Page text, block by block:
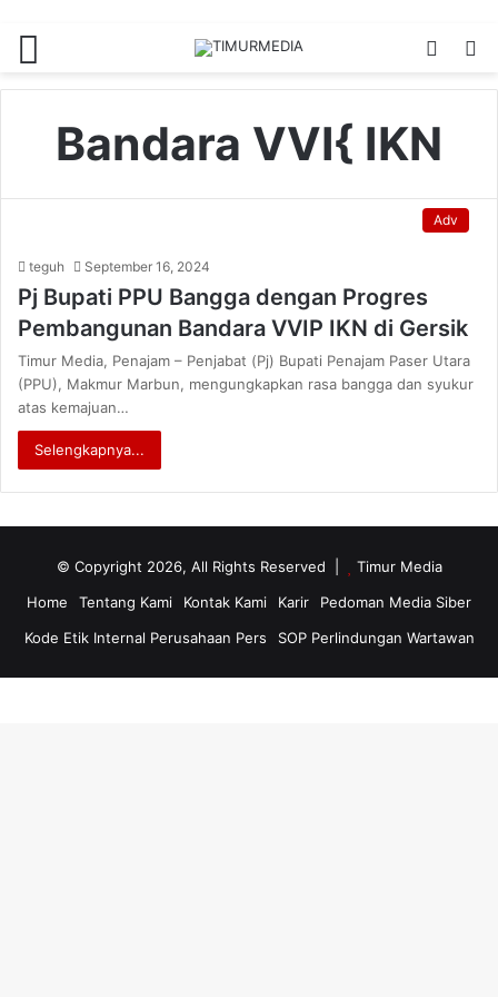
Switch
Bandara VVI{ IKN
Adv
teguh September 16, 2024
Pj Bupati PPU Bangga dengan Progres
Pembangunan Bandara VVIP IKN di Gersik
Timur Media, Penajam – Penjabat (Pj) Bupati Penajam Paser Utara
(PPU), Makmur Marbun, mengungkapkan rasa bangga dan syukur
atas kemajuan…
Selengkapnya...
© Copyright 2026, All Rights Reserved |
Timur Media
Home
Tentang Kami Kontak Kami Karir
Pedoman Media Siber
Kode Etik Internal Perusahaan Pers
SOP Perlindungan Wartawan